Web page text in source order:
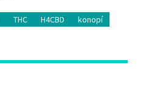
THC H4CBD konopí